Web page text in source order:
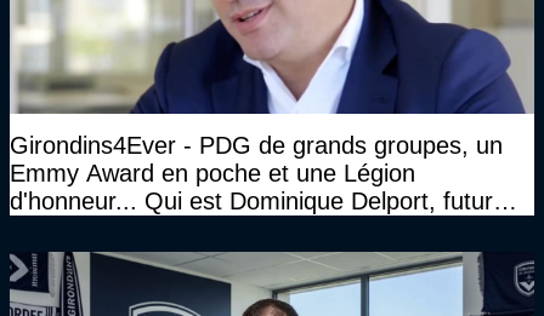
Girondins4Ever - PDG de grands groupes, un
Emmy Award en poche et une Légion
d'honneur... Qui est Dominique Delport, futur